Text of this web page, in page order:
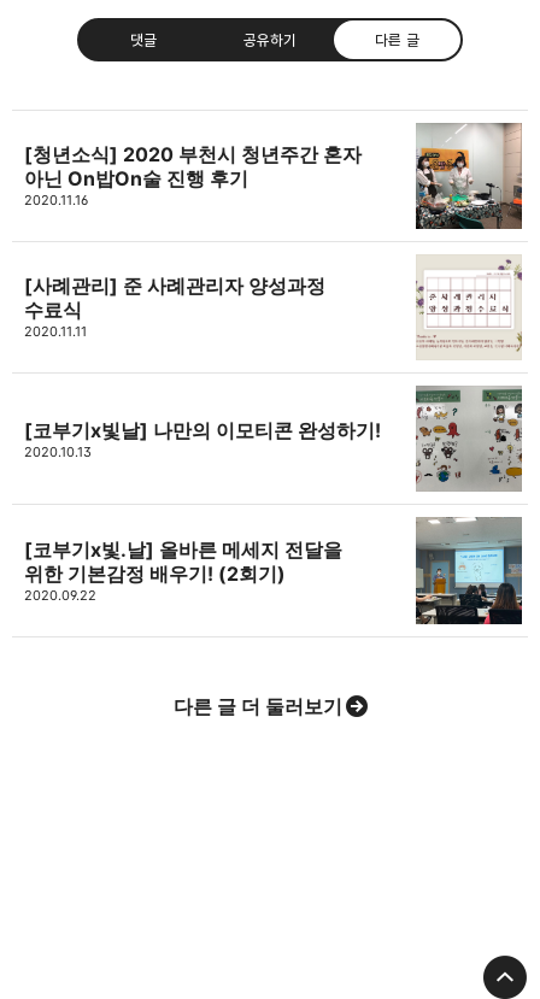
댓글 공유하기 다른 글
고강종합사회복지관
고강종합사회복지관입니다.
구독하기
[청년소식] 2020 부천시 청년주간 혼자
아닌 On밥On술 진행 후기
2020.11.16
[사례관리] 준 사례관리자 양성과정
수료식
2020.11.11
[코부기x빛날] 나만의 이모티콘 완성하기!
2020.10.13
[코부기x빛.날] 올바른 메세지 전달을
위한 기본감정 배우기! (2회기)
2020.09.22
다른 글 더 둘러보기